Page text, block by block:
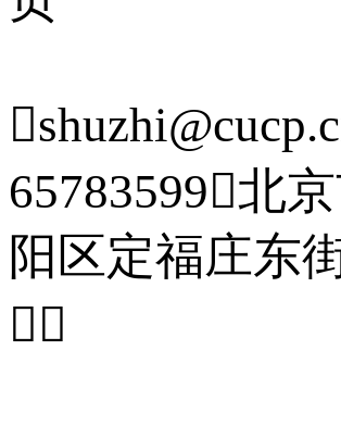

65783599北
阳区定福庄东
